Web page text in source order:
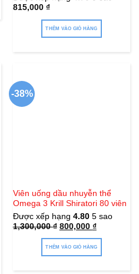
trang
815,000 ₫
THÊM VÀO GIỎ HÀNG
-38%
Viên uống dầu nhuyễn thể
Omega 3 Krill Shiratori 80 viên
Được xếp hạng 4.805 sao
1,300,000₫ Giá
là:
1,300,000 ₫.
800,000 ₫Giá
tại
là:
800,000 ₫.
THÊM VÀO GIỎ HÀNG